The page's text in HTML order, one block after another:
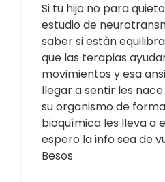
Si tu hijo no para
estudio de
saber si estàn
que las terapias
movimientos y esa
llegar a sentir les
su organismo de
bioquímica les lleva a
espero la info sea de
Besos